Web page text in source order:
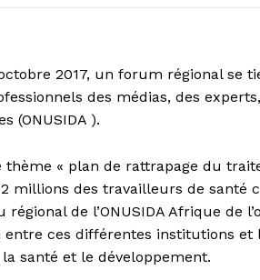
2017, un forum régional se
des médias, des
(ONUSIDA ).
thème « plan de rattrapage du
2 millions des travailleurs de santé
régional de l’ONUSIDA Afrique de
entre ces différentes institutions
santé et le développement.